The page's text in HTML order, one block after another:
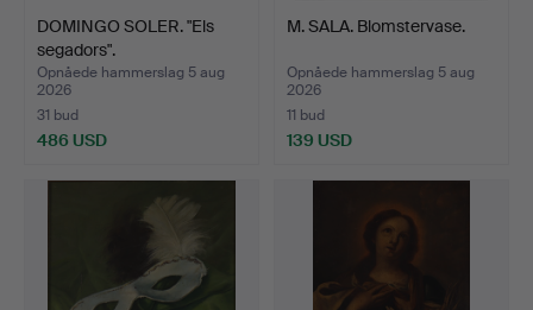
DOMINGO SOLER. "Els
segadors".
Opnåede hammerslag 5 aug
2026
31 bud
486 USD
M. SALA. Blomstervase.
Opnåede hammerslag 5 aug
2026
11 bud
139 USD